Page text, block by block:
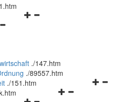
Navigationsmenü
./147.htm
./89557.htm
Navigationsmenü
./151.htm